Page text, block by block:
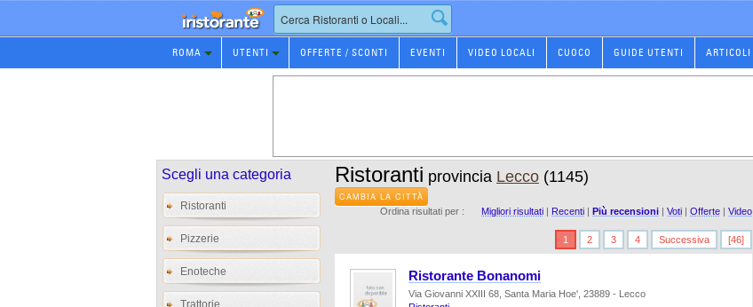
Prenotazione
Ristorante
ROMA UTENTI OFFERTE / SCONTI EVENTI VIDEO LOCALI CUOCO GUIDE UTENTI ARTICOLI
Scegli una categoria
Ristoranti
Pizzerie
Enoteche
Trattorie
Ristoranti provincia Lecco (1145)
CAMBIA LA CITTÀ
Ordina risultati per : Migliori risultati | Recenti | Più recensioni | Voti | Offerte | Video
1 2 3 4 Successiva [46]
Ristorante Bonanomi
Via Giovanni XXIII 68, Santa Maria Hoe', 23889 - Lecco